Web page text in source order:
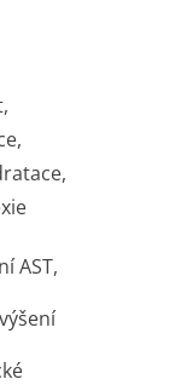
AST,